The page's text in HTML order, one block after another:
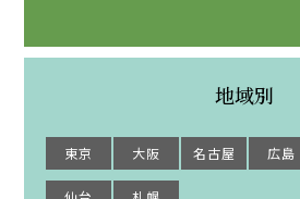
地域別
東京 大阪 名古屋 広島